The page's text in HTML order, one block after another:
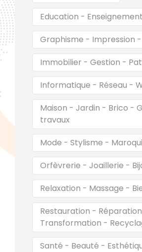
Education - Enseignement
Graphisme - Impression -
Immobilier - Gestion -
Informatique - Réseau -
Maison - Jardin - Brico -
travaux
Mode - Stylisme -
Orfèvrerie - Joaillerie -
Relaxation - Massage -
Restauration -
Transformation -
Santé - Beauté -